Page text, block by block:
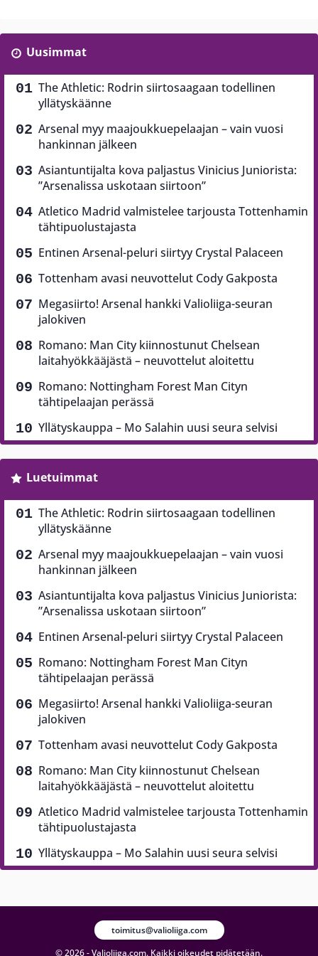
Uusimmat
The Athletic: Rodrin siirtosaagaan todellinen
yllätyskäänne
Arsenal myy maajoukkuepelaajan – vain vuosi
hankinnan jälkeen
Asiantuntijalta kova paljastus Vinicius Juniorista:
”Arsenalissa uskotaan siirtoon”
Atletico Madrid valmistelee tarjousta Tottenhamin
tähtipuolustajasta
Entinen Arsenal-peluri siirtyy Crystal Palaceen
Tottenham avasi neuvottelut Cody Gakposta
Megasiirto! Arsenal hankki Valioliiga-seuran
jalokiven
Romano: Man City kiinnostunut Chelsean
laitahyökkääjästä – neuvottelut aloitettu
Romano: Nottingham Forest Man Cityn
tähtipelaajan perässä
Yllätyskauppa – Mo Salahin uusi seura selvisi
Luetuimmat
The Athletic: Rodrin siirtosaagaan todellinen
yllätyskäänne
Arsenal myy maajoukkuepelaajan – vain vuosi
hankinnan jälkeen
Asiantuntijalta kova paljastus Vinicius Juniorista:
”Arsenalissa uskotaan siirtoon”
Entinen Arsenal-peluri siirtyy Crystal Palaceen
Romano: Nottingham Forest Man Cityn
tähtipelaajan perässä
Megasiirto! Arsenal hankki Valioliiga-seuran
jalokiven
Tottenham avasi neuvottelut Cody Gakposta
Romano: Man City kiinnostunut Chelsean
laitahyökkääjästä – neuvottelut aloitettu
Atletico Madrid valmistelee tarjousta Tottenhamin
tähtipuolustajasta
Yllätyskauppa – Mo Salahin uusi seura selvisi
© 2026 - Valioliiga.com. Kaikki oikeudet pidätetään.
toimitus@valioliiga.com